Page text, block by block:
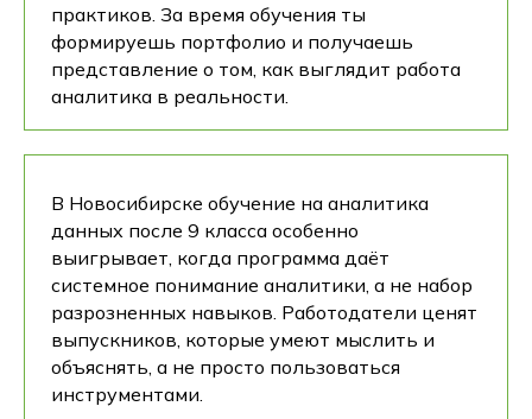
практиков. За время обучения ты
формируешь портфолио и получаешь
представление о том, как выглядит работа
аналитика в реальности.
В Новосибирске обучение на аналитика
данных после 9 класса особенно
выигрывает, когда программа даёт
системное понимание аналитики, а не набор
разрозненных навыков. Работодатели ценят
выпускников, которые умеют мыслить и
объяснять, а не просто пользоваться
инструментами.